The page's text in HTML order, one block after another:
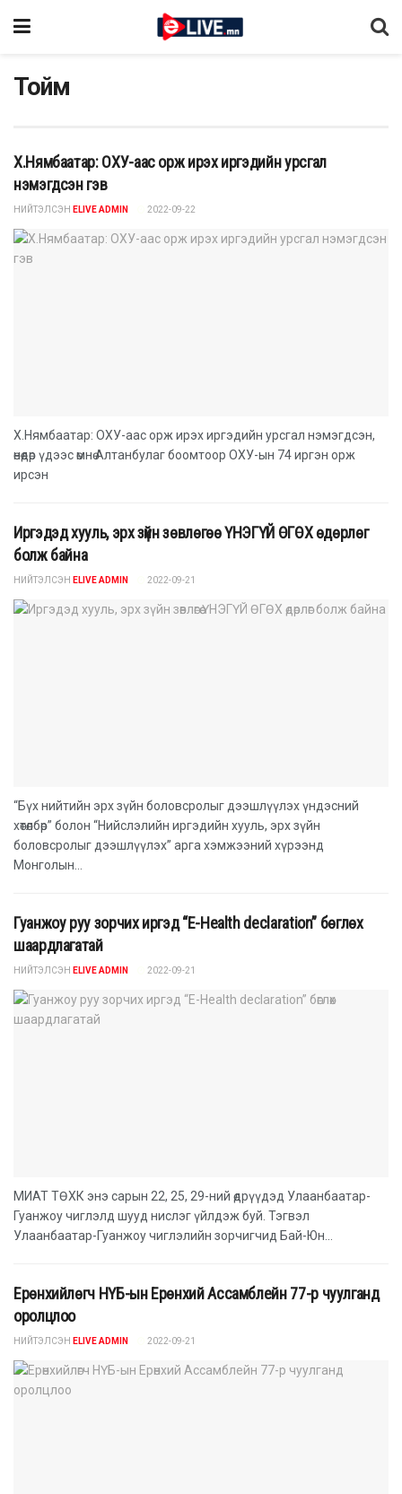
Тойм
Х.Нямбаатар: ОХУ-аас орж ирэх иргэдийн урсгал
нэмэгдсэн гэв
НИЙТЭЛСЭН ELIVE ADMIN 2022-09-22
Х.Нямбаатар: ОХУ-аас орж ирэх иргэдийн урсгал нэмэгдсэн,
өнөөдөр үдээс өмнө Алтанбулаг боомтоор ОХУ-ын 74 иргэн орж
ирсэн
Иргэдэд хууль, эрх зүйн зөвлөгөө ҮНЭГҮЙ ӨГӨХ өдөрлөг
болж байна
НИЙТЭЛСЭН ELIVE ADMIN 2022-09-21
“Бүх нийтийн эрх зүйн боловсролыг дээшлүүлэх үндэсний
хөтөлбөр” болон “Нийслэлийн иргэдийн хууль, эрх зүйн
боловсролыг дээшлүүлэх” арга хэмжээний хүрээнд
Монголын...
Гуанжоу руу зорчих иргэд “E-Health declaration” бөглөх
шаардлагатай
НИЙТЭЛСЭН ELIVE ADMIN 2022-09-21
МИАТ ТӨХК энэ сарын 22, 25, 29-ний өдрүүдэд Улаанбаатар-
Гуанжоу чиглэлд шууд нислэг үйлдэж буй. Тэгвэл
Улаанбаатар-Гуанжоу чиглэлийн зорчигчид Бай-Юн...
Ерөнхийлөгч НҮБ-ын Ерөнхий Ассамблейн 77-р чуулганд
оролцлоо
НИЙТЭЛСЭН ELIVE ADMIN 2022-09-21